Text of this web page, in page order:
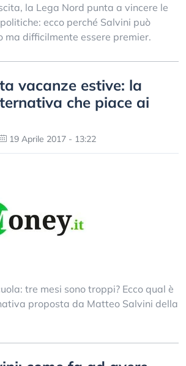
la Lega Nord punta a vincere le
ecco perché Salvini può
ma difficilmente essere premier.
vacanze estive: la
che piace ai
19 Aprile 2017 - 13:22
tre mesi sono troppi? Ecco qual è
proposta da Matteo Salvini della